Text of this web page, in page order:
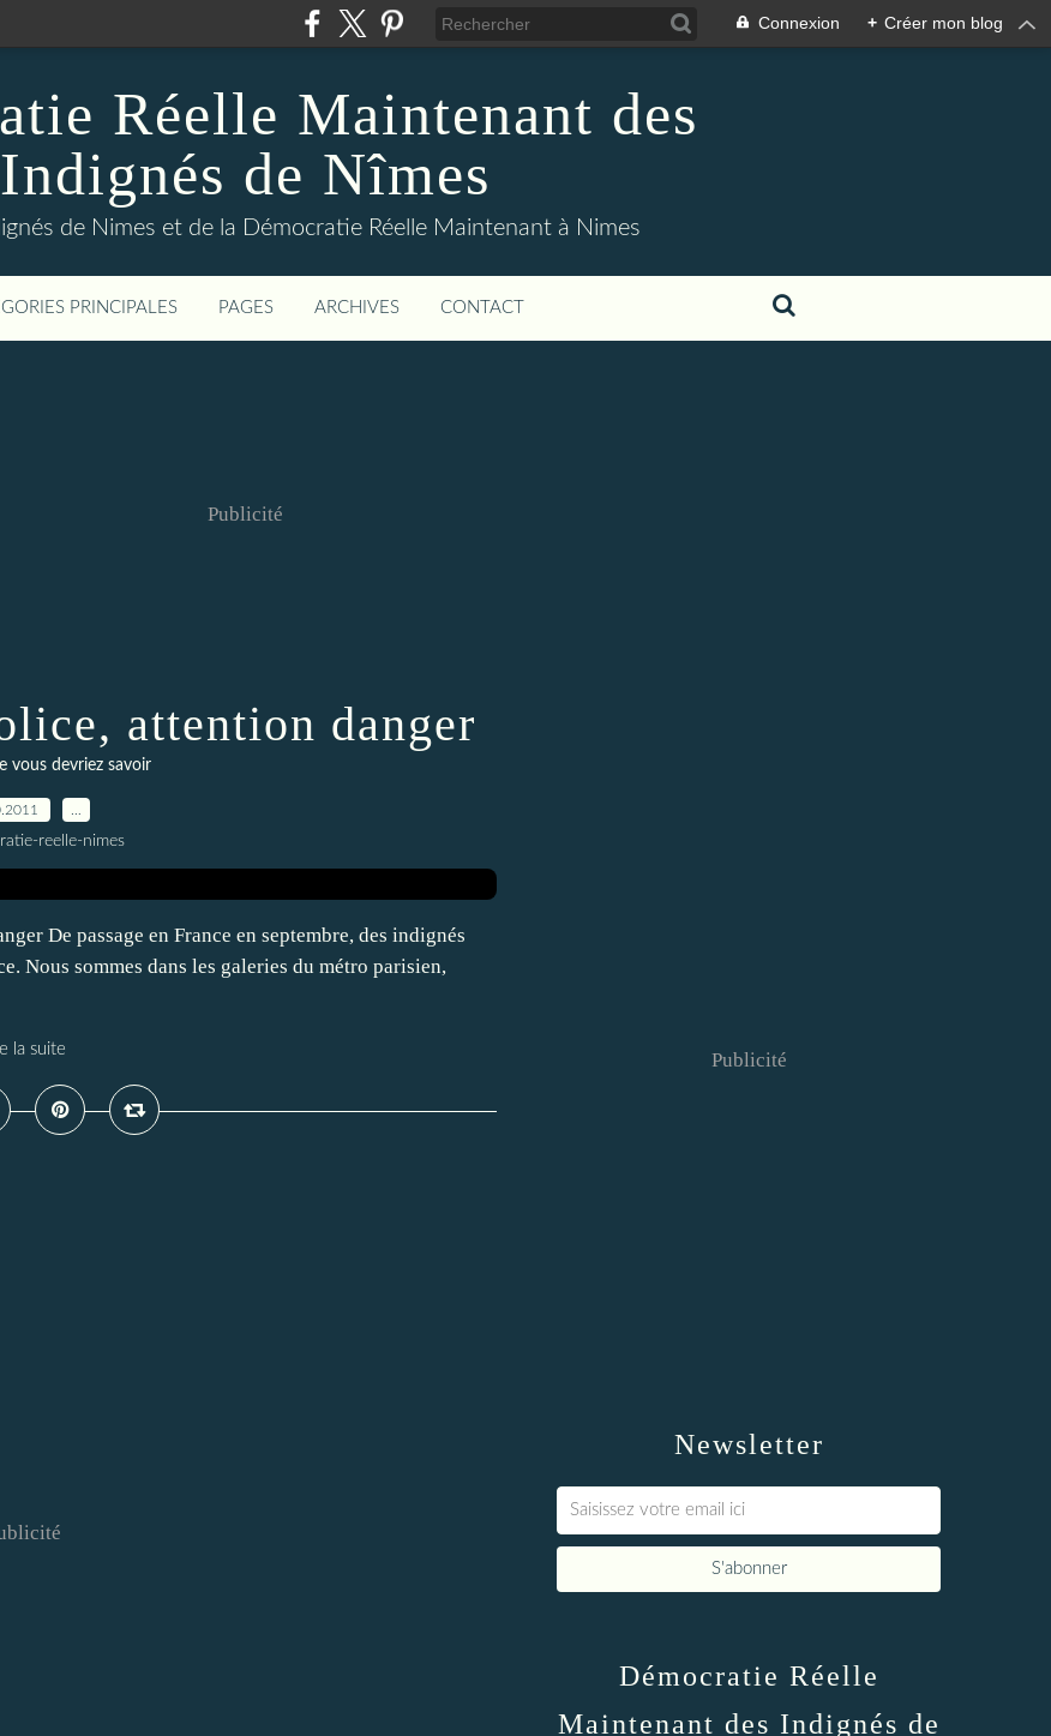
Connexion + Créer mon blog
Réelle Maintenant des
Indignés de Nîmes
de Nimes et de la Démocratie Réelle Maintenant à Nimes
PRINCIPALES PAGES ARCHIVES CONTACT
Publicité
attention danger
vous devriez savoir
reelle-nimes
De passage en France en septembre, des indignés
Nous sommes dans les galeries du métro parisien,
la suite
Newsletter
Publicité
Démocratie Réelle
Maintenant des Indignés de